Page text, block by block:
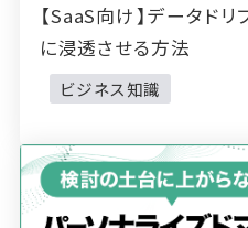
【SaaS向け】データド
に浸透させる方法
ビジネス知識